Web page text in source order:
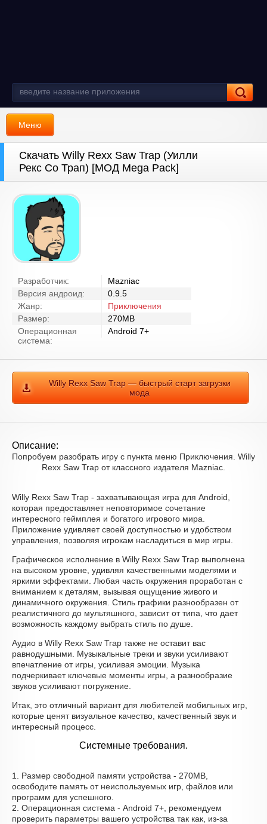
Меню
Скачать Willy Rexx Saw Trap (Уилли
Рекс Со Трап) [МОД Mega Pack]
Разработчик:
Mazniac
Версия андроид:
0.9.5
Жанр:
Приключения
Размер:
270MB
Операционная
система:
Android 7+
Willy Rexx Saw Trap — быстрый старт загрузки
мода
Описание:
Попробуем разобрать игру с пункта меню Приключения. Willy
Rexx Saw Trap от классного издателя Mazniac.
Willy Rexx Saw Trap - захватывающая игра для Android,
которая предоставляет неповторимое сочетание
интересного геймплея и богатого игрового мира.
Приложение удивляет своей доступностью и удобством
управления, позволяя игрокам насладиться в мир игры.
Графическое исполнение в Willy Rexx Saw Trap выполнена
на высоком уровне, удивляя качественными моделями и
яркими эффектами. Любая часть окружения проработан с
вниманием к деталям, вызывая ощущение живого и
динамичного окружения. Стиль графики разнообразен от
реалистичного до мультяшного, зависит от типа, что дает
возможность каждому выбрать стиль по душе.
Аудио в Willy Rexx Saw Trap также не оставит вас
равнодушными. Музыкальные треки и звуки усиливают
впечатление от игры, усиливая эмоции. Музыка
подчеркивает ключевые моменты игры, а разнообразие
звуков усиливают погружение.
Итак, это отличный вариант для любителей мобильных игр,
которые ценят визуальное качество, качественный звук и
интересный процесс.
Системные требования.
1. Размер свободной памяти устройства - 270MB,
освободите память от неиспользуемых игр, файлов или
программ для успешного.
2. Операционная система - Android 7+, рекомендуем
проверить параметры вашего устройства так как, из-за